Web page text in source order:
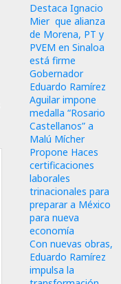
Destaca Ignacio
Mier que alianza
de Morena, PT y
PVEM en Sinaloa
está firme
Gobernador
Eduardo Ramírez
Aguilar impone
medalla “Rosario
Castellanos” a
Malú Mícher
Propone Haces
certificaciones
laborales
trinacionales para
preparar a México
para nueva
economía
Con nuevas obras,
Eduardo Ramírez
impulsa la